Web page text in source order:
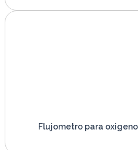
Flujometro para